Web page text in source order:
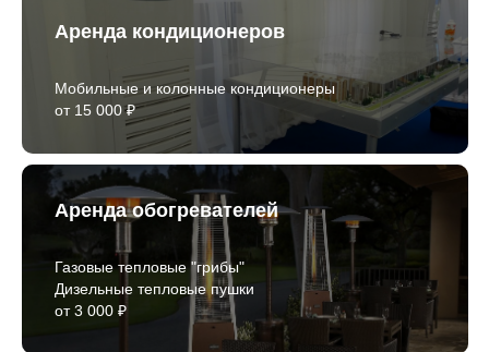
Аренда кондиционеров
Мобильные и колонные кондиционеры
от 15 000 ₽
Аренда обогревателей
Газовые тепловые "грибы"
Дизельные тепловые пушки
от 3 000 ₽